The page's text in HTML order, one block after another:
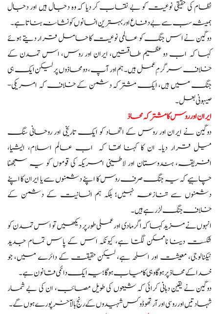
نظام کی حقیقی نوعیت کو بے نقاب کر دیا کہ وہ دجال ہیں اور دجال
ہمیشہ سب سے بے دفاع اور بہترین انسانوں کو نشانہ بناتا ہے۔
دوگین نے اس جنگ کو عالمی نوعیت کا حامل قرار دیتے ہوئے
کہا کہ اب دو عظیم طاقتیں، ایران اور روس، اس تمدن کے
خلاف سرگرمِ عمل ہیں۔ ہم اور آپ، دو محاذوں پر لیکن ایک ہی
جنگ میں ہیں، ایک مشترکہ دشمن کے خلاف کہ امریکی-
صیہونی بعل۔
ایران اور روس کا مشترکہ محاذ
دوگین نے ایران اور روس کے اتحاد کو ایک تاریخی اور روحانی سنگ
میل قرار دیا۔ ان کا کہنا تھا کہ اب عالم اسلام، ایشیا،
افریقہ، ہندوستان اور لاطینی امریکہ کی قوموں کو یہ سمجھنا
چاہیے کہ یہ جنگ صرف روس کا اپنے دشمنوں سے یا ایران کا اپنے
دشمنوں سے تنازعہ نہیں؛ بلکہ ہم انسانیت کے دشمن کے
خلاف جنگ لڑ رہے ہیں۔
انہوں نے مزید کہا کہ اگر مادی اور عملی طور پر دیکھیں تو اس تمدن کو
شکست دینا ناممکن لگتا ہے، کیونکہ اس کے پاس تمام جدید
ٹیکنالوجی، معیشت اور اسلحہ ہے، لیکن حقیقت کے دائرے میں، جو
خدا کے محاذ پر ہوگا وہی کامیاب ہوگا؛ یہ ایک دائمی قانون ہے۔
دوگین نے یقین دہانی کرائی کہ شیعوں کی طویل مصائب، ان کی بے شمار
شہادتیں اور روسی اور آرتھوڈوکس شہیدوں کے رنج بالآخر پورے ہوں گے۔